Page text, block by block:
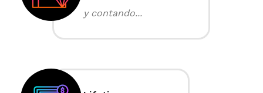
y contando...